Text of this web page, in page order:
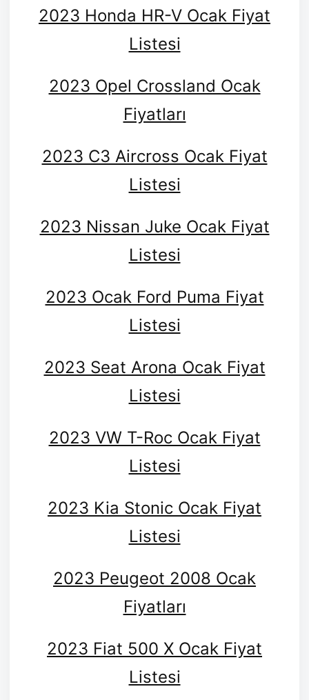
2023 Honda HR-V Ocak Fiyat
Listesi
2023 Opel Crossland Ocak
Fiyatları
2023 C3 Aircross Ocak Fiyat
Listesi
2023 Nissan Juke Ocak Fiyat
Listesi
2023 Ocak Ford Puma Fiyat
Listesi
2023 Seat Arona Ocak Fiyat
Listesi
2023 VW T-Roc Ocak Fiyat
Listesi
2023 Kia Stonic Ocak Fiyat
Listesi
2023 Peugeot 2008 Ocak
Fiyatları
2023 Fiat 500 X Ocak Fiyat
Listesi